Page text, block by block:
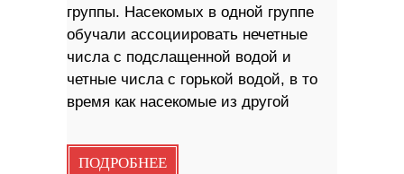
группы. Насекомых в одной группе
обучали ассоциировать нечетные
числа с подслащенной водой и
четные числа с горькой водой, в то
время как насекомые из другой
ПОДРОБНЕЕ